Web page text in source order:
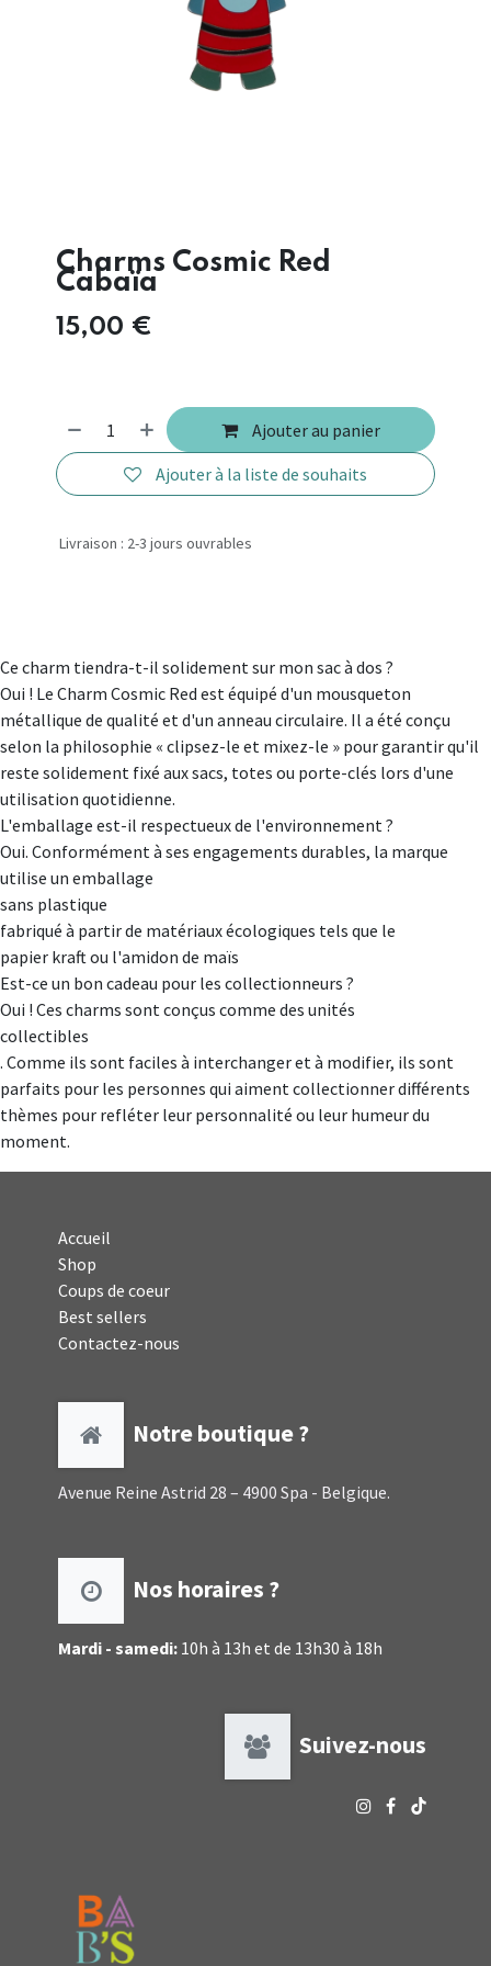
Charms Cosmic Red
Cabaïa
15,00 €
Ajouter au panier
Ajouter à la liste de souhaits
Livraison : 2-3 jours ouvrables
Ce charm tiendra-t-il solidement sur mon sac à dos ?
Oui ! Le Charm Cosmic Red est équipé d'un mousqueton
métallique de qualité et d'un anneau circulaire. Il a été conçu
selon la philosophie « clipsez-le et mixez-le » pour garantir qu'il
reste solidement fixé aux sacs, totes ou porte-clés lors d'une
utilisation quotidienne.
L'emballage est-il respectueux de l'environnement ?
Oui. Conformément à ses engagements durables, la marque
utilise un emballage
sans plastique
fabriqué à partir de matériaux écologiques tels que le
papier kraft ou l'amidon de maïs
Est-ce un bon cadeau pour les collectionneurs ?
Oui ! Ces charms sont conçus comme des unités
collectibles
. Comme ils sont faciles à interchanger et à modifier, ils sont
parfaits pour les personnes qui aiment collectionner différents
thèmes pour refléter leur personnalité ou leur humeur du
moment.
Accueil
Shop
Coups de coeur
Best sellers
Contactez-nous
Notre boutique ?
Avenue Reine Astrid 28 – 4900 Spa - Belgique.
Nos horaires ?
Mardi - samedi: 10h à 13h et de 13h30 à 18h
Suivez-nous